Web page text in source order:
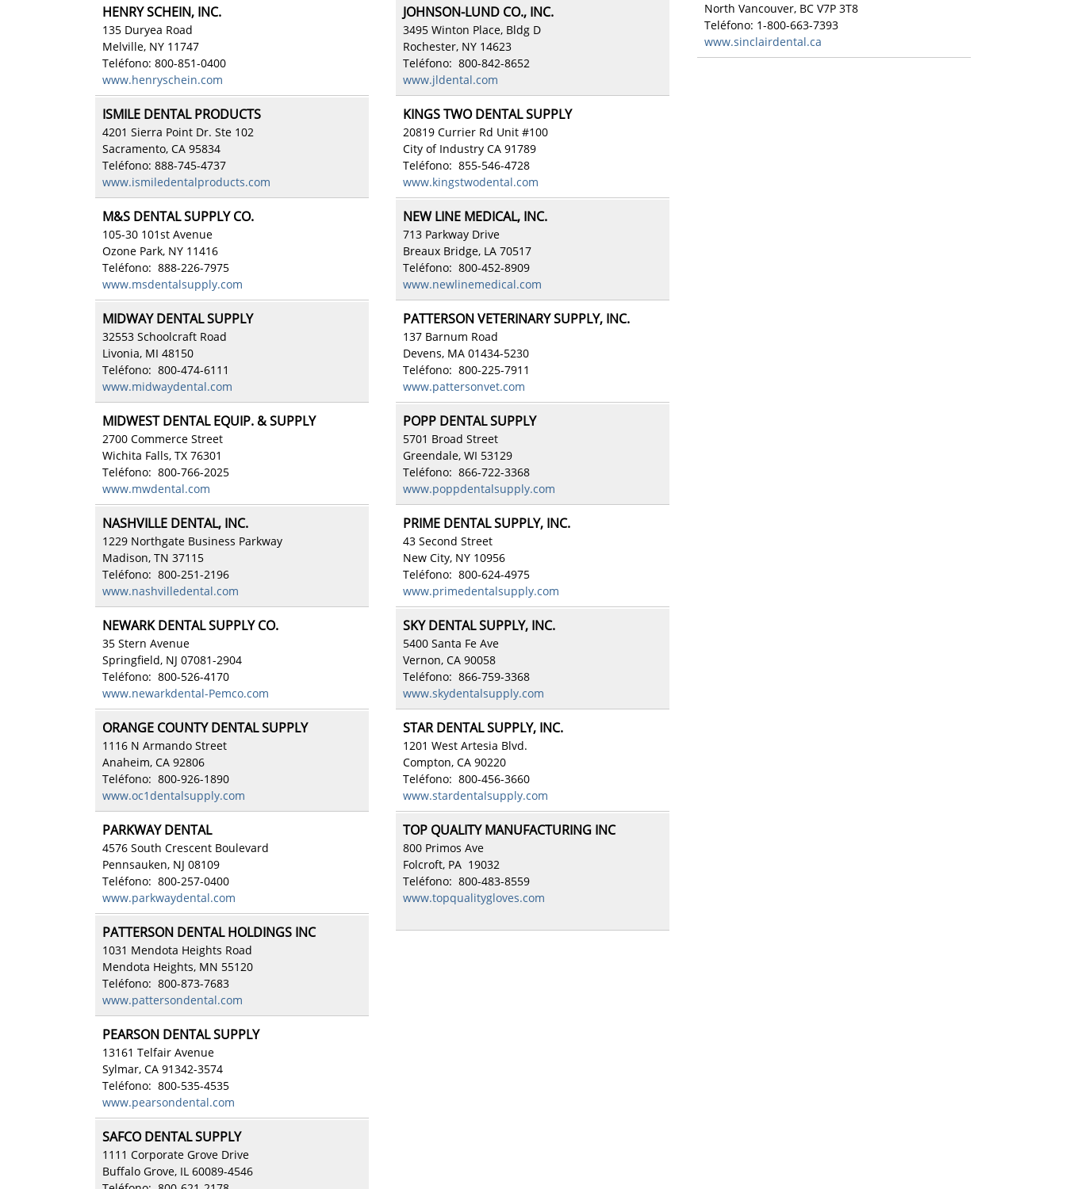
HENRY SCHEIN, INC.
135 Duryea Road
Melville, NY 11747
Teléfono: 800-851-0400
www.henryschein.com
ISMILE DENTAL PRODUCTS
4201 Sierra Point Dr. Ste 102
Sacramento, CA 95834
Teléfono: 888-745-4737
www.ismiledentalproducts.com
M&S DENTAL SUPPLY CO.
105-30 101st Avenue
Ozone Park, NY 11416
Teléfono: 888-226-7975
www.msdentalsupply.com
MIDWAY DENTAL SUPPLY
32553 Schoolcraft Road
Livonia, MI 48150
Teléfono: 800-474-6111
www.midwaydental.com
MIDWEST DENTAL EQUIP. & SUPPLY
2700 Commerce Street
Wichita Falls, TX 76301
Teléfono: 800-766-2025
www.mwdental.com
NASHVILLE DENTAL, INC.
1229 Northgate Business Parkway
Madison, TN 37115
Teléfono: 800-251-2196
www.nashvilledental.com
NEWARK DENTAL SUPPLY CO.
35 Stern Avenue
Springfield, NJ 07081-2904
Teléfono: 800-526-4170
www.newarkdental-Pemco.com
ORANGE COUNTY DENTAL SUPPLY
1116 N Armando Street
Anaheim, CA 92806
Teléfono: 800-926-1890
www.oc1dentalsupply.com
PARKWAY DENTAL
4576 South Crescent Boulevard
Pennsauken, NJ 08109
Teléfono: 800-257-0400
www.parkwaydental.com
PATTERSON DENTAL HOLDINGS INC
1031 Mendota Heights Road
Mendota Heights, MN 55120
Teléfono: 800-873-7683
www.pattersondental.com
PEARSON DENTAL SUPPLY
13161 Telfair Avenue
Sylmar, CA 91342-3574
Teléfono: 800-535-4535
www.pearsondental.com
SAFCO DENTAL SUPPLY
1111 Corporate Grove Drive
Buffalo Grove, IL 60089-4546
JOHNSON-LUND CO., INC.
3495 Winton Place, Bldg D
Rochester, NY 14623
Teléfono: 800-842-8652
www.jldental.com
KINGS TWO DENTAL SUPPLY
20819 Currier Rd Unit #100
City of Industry CA 91789
Teléfono: 855-546-4728
www.kingstwodental.com
NEW LINE MEDICAL, INC.
713 Parkway Drive
Breaux Bridge, LA 70517
Teléfono: 800-452-8909
www.newlinemedical.com
PATTERSON VETERINARY SUPPLY, INC.
137 Barnum Road
Devens, MA 01434-5230
Teléfono: 800-225-7911
www.pattersonvet.com
POPP DENTAL SUPPLY
5701 Broad Street
Greendale, WI 53129
Teléfono: 866-722-3368
www.poppdentalsupply.com
PRIME DENTAL SUPPLY, INC.
43 Second Street
New City, NY 10956
Teléfono: 800-624-4975
www.primedentalsupply.com
SKY DENTAL SUPPLY, INC.
5400 Santa Fe Ave
Vernon, CA 90058
Teléfono: 866-759-3368
www.skydentalsupply.com
STAR DENTAL SUPPLY, INC.
1201 West Artesia Blvd.
Compton, CA 90220
Teléfono: 800-456-3660
www.stardentalsupply.com
TOP QUALITY MANUFACTURING INC
800 Primos Ave
Folcroft, PA 19032
Teléfono: 800-483-8559
www.topqualitygloves.com
North Vancouver, BC V7P 3T8
Teléfono: 1-800-663-7393
www.sinclairdental.ca